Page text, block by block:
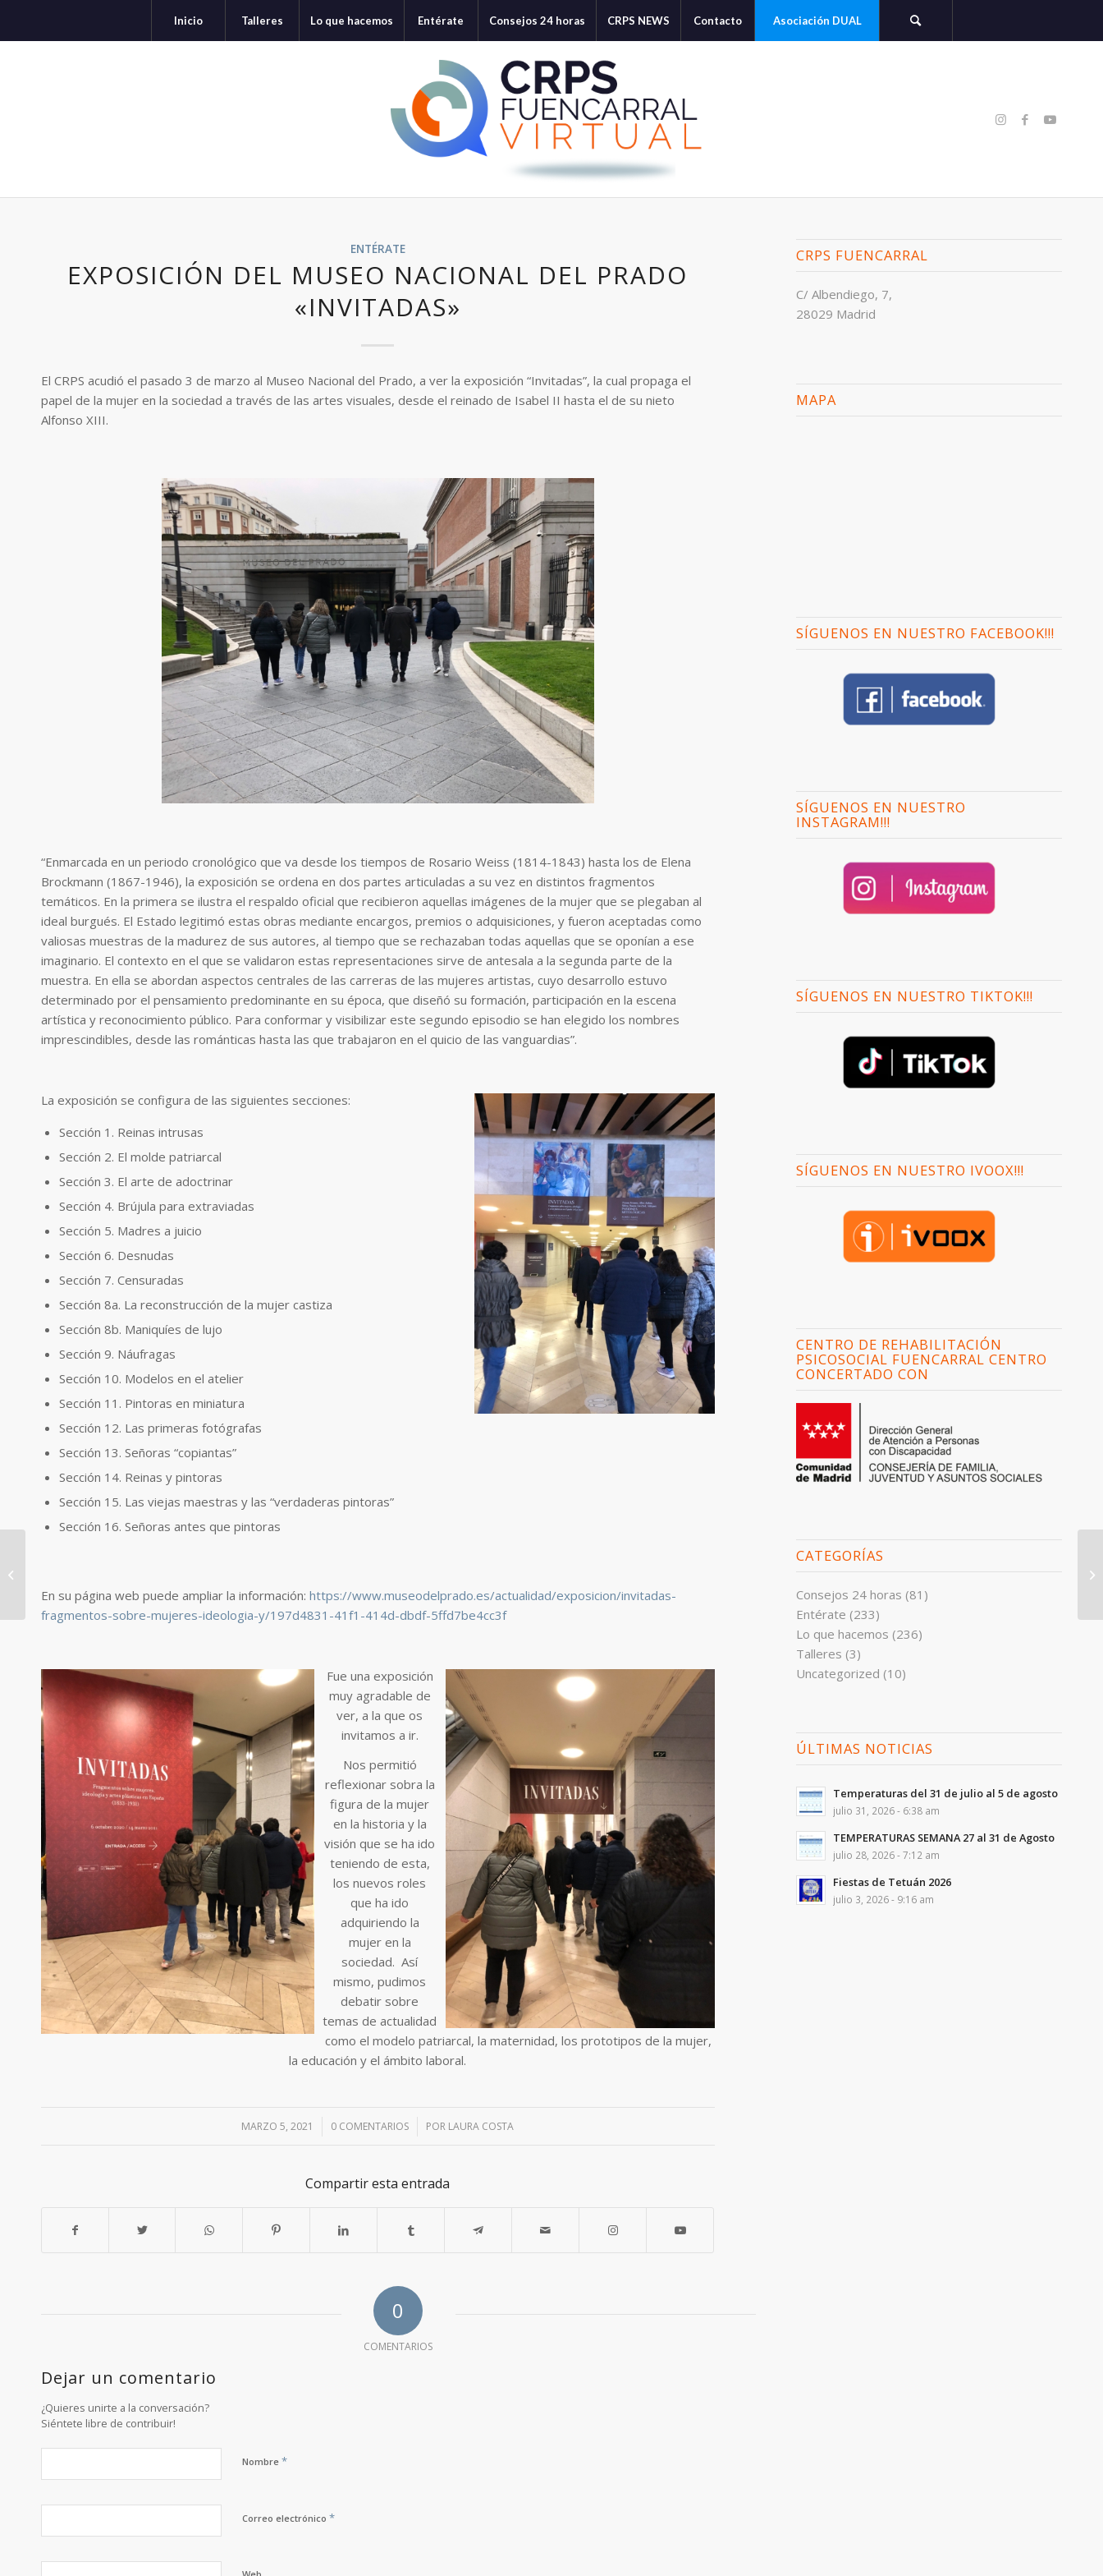
Inicio Talleres Lo que hacemos Entérate Consejos 24 horas CRPS NEWS Contacto Asociación DUAL
ENTÉRATE
EXPOSICIÓN DEL MUSEO NACIONAL DEL PRADO
«INVITADAS»
El CRPS acudió el pasado 3 de marzo al Museo Nacional del Prado, a ver la exposición “Invitadas”, la cual propaga el
papel de la mujer en la sociedad a través de las artes visuales, desde el reinado de Isabel II hasta el de su nieto
Alfonso XIII.
“Enmarcada en un periodo cronológico que va desde los tiempos de Rosario Weiss (1814-1843) hasta los de Elena
Brockmann (1867-1946), la exposición se ordena en dos partes articuladas a su vez en distintos fragmentos
temáticos. En la primera se ilustra el respaldo oficial que recibieron aquellas imágenes de la mujer que se plegaban al
ideal burgués. El Estado legitimó estas obras mediante encargos, premios o adquisiciones, y fueron aceptadas como
valiosas muestras de la madurez de sus autores, al tiempo que se rechazaban todas aquellas que se oponían a ese
imaginario. El contexto en el que se validaron estas representaciones sirve de antesala a la segunda parte de la
muestra. En ella se abordan aspectos centrales de las carreras de las mujeres artistas, cuyo desarrollo estuvo
determinado por el pensamiento predominante en su época, que diseñó su formación, participación en la escena
artística y reconocimiento público. Para conformar y visibilizar este segundo episodio se han elegido los nombres
imprescindibles, desde las románticas hasta las que trabajaron en el quicio de las vanguardias”.
La exposición se configura de las siguientes secciones:
Sección 1. Reinas intrusas
Sección 2. El molde patriarcal
Sección 3. El arte de adoctrinar
Sección 4. Brújula para extraviadas
Sección 5. Madres a juicio
Sección 6. Desnudas
Sección 7. Censuradas
Sección 8a. La reconstrucción de la mujer castiza
Sección 8b. Maniquíes de lujo
Sección 9. Náufragas
Sección 10. Modelos en el atelier
Sección 11. Pintoras en miniatura
Sección 12. Las primeras fotógrafas
Sección 13. Señoras “copiantas”
Sección 14. Reinas y pintoras
Sección 15. Las viejas maestras y las “verdaderas pintoras”
Sección 16. Señoras antes que pintoras
En su página web puede ampliar la información: https://www.museodelprado.es/actualidad/exposicion/invitadas-
fragmentos-sobre-mujeres-ideologia-y/197d4831-41f1-414d-dbdf-5ffd7be4cc3f
Fue una exposición
muy agradable de
ver, a la que os
invitamos a ir.
Nos permitió
reflexionar sobra la
figura de la mujer
en la historia y la
visión que se ha ido
teniendo de esta,
los nuevos roles
que ha ido
adquiriendo la
mujer en la
sociedad. Así
mismo, pudimos
debatir sobre
temas de actualidad
como el modelo patriarcal, la maternidad, los prototipos de la mujer,
la educación y el ámbito laboral.
MARZO 5, 2021
/ 0 COMENTARIOS
/ POR LAURA COSTA
Compartir esta entrada
0
COMENTARIOS
Dejar un comentario
¿Quieres unirte a la conversación?
Siéntete libre de contribuir!
Nombre *
Correo electrónico *
CRPS FUENCARRAL
C/ Albendiego, 7,
28029 Madrid
MAPA
SÍGUENOS EN NUESTRO FACEBOOK!!!
SÍGUENOS EN NUESTRO
INSTAGRAM!!!
SÍGUENOS EN NUESTRO TIKTOK!!!
SÍGUENOS EN NUESTRO IVOOX!!!
CENTRO DE REHABILITACIÓN
PSICOSOCIAL FUENCARRAL CENTRO
CONCERTADO CON
CATEGORÍAS
Consejos 24 horas (81)
Entérate (233)
Lo que hacemos (236)
Talleres (3)
Uncategorized (10)
ÚLTIMAS NOTICIAS
Temperaturas del 31 de julio al 5 de agosto
julio 31, 2026 - 6:38 am
TEMPERATURAS SEMANA 27 al 31 de Agosto
julio 28, 2026 - 7:12 am
Fiestas de Tetuán 2026
julio 3, 2026 - 9:16 am